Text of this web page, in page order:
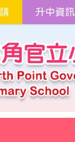
升中資訊